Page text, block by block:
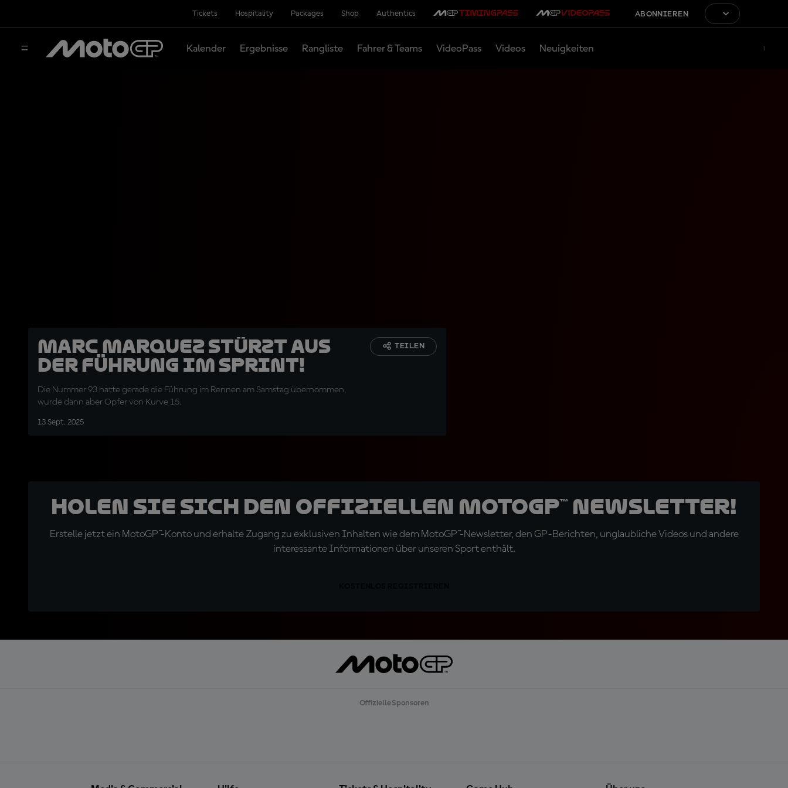
Tickets Hospitality Packages Shop Authentics ABONNIEREN
Kalender Ergebnisse Rangliste Fahrer & Teams VideoPass Videos Neuigkeiten
Marc Marquez stürzt aus
der Führung im Sprint!
Die Nummer 93 hatte gerade die Führung im Rennen am Samstag übernommen,
wurde dann aber Opfer von Kurve 15.
13 Sept. 2025
TEILEN
Holen Sie sich den offiziellen MotoGP™ Newsletter!
Erstelle jetzt ein MotoGP™-Konto und erhalte Zugang zu exklusiven Inhalten wie dem MotoGP™-Newsletter, den GP-Berichten, unglaubliche Videos und andere
interessante Informationen über unseren Sport enthält.
Offizielle Sponsoren